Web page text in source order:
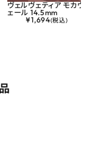
ヴェルヴェティア モカヴ
ェール 14.5mm
¥1,694(税込)